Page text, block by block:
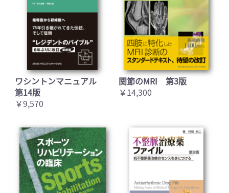
ワシントンマニュアル
第14版
￥9,570
関節のMRI 第3版
￥14,300